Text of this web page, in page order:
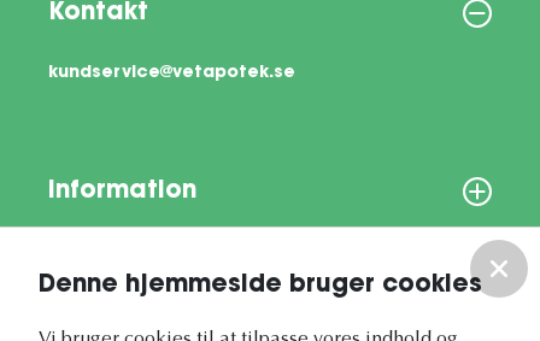
Denne hjemmeside bruger cookies
Kontakt
kundservice@vetapotek.se
Information